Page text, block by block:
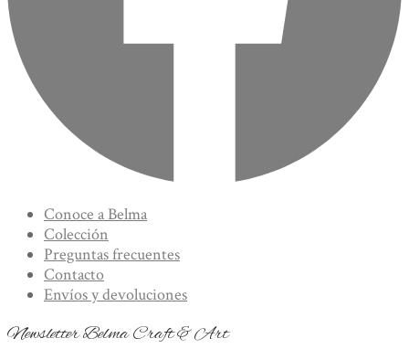
Conoce a Belma
Colección
Preguntas frecuentes
Contacto
Envíos y devoluciones
Newsletter Belma Craft & Art